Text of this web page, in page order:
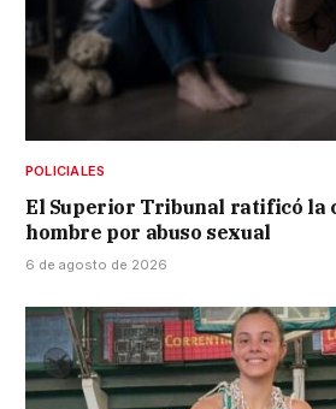
POLICIALES
El Superior Tribunal ratificó la
hombre por abuso sexual
6 de agosto de 2026